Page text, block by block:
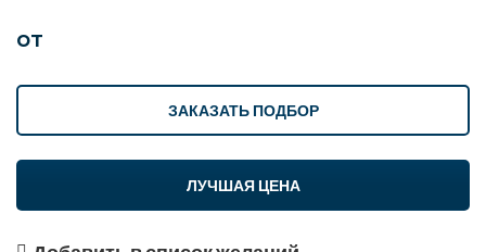
от
ЛУЧШАЯ ЦЕНА
ЗАКАЗАТЬ ПОДБОР